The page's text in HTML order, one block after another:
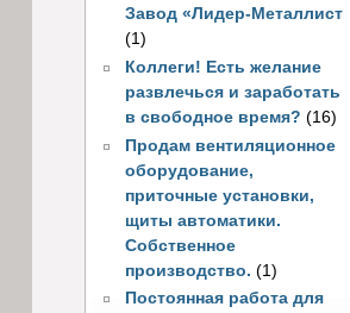
Завод «Лидер-Металлист
(1)
Коллеги! Есть желание
развлечься и заработать
в свободное время? (16)
Продам вентиляционное
оборудование,
приточные установки,
щиты автоматики.
Собственное
производство. (1)
Постоянная работа для